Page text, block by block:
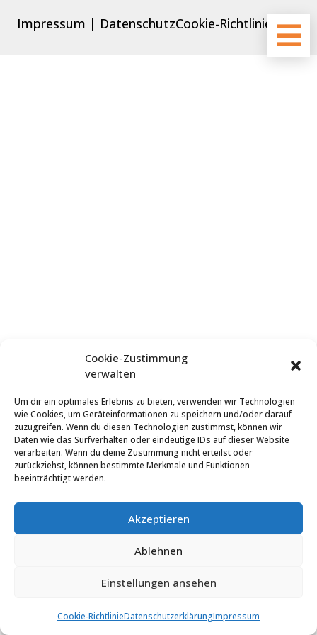
Cookie-Zustimmung
verwalten
Um dir ein optimales Erlebnis zu bieten, verwenden wir Technologien
wie Cookies, um Geräteinformationen zu speichern und/oder darauf
zuzugreifen. Wenn du diesen Technologien zustimmst, können wir
Daten wie das Surfverhalten oder eindeutige IDs auf dieser Website
verarbeiten. Wenn du deine Zustimmung nicht erteilst oder
zurückziehst, können bestimmte Merkmale und Funktionen
beeinträchtigt werden.
Akzeptieren
Ablehnen
Einstellungen ansehen
Cookie-RichtlinieDatenschutzerklärungImpressum
Impressum DatenschutzCookie-Richtlinie (EU)